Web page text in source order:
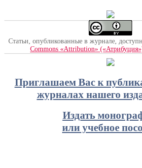
Статьи, опубликованные в журнале,
Commons «Attribution»
Приглашаем Вас к
журналах нашего
Издать
или учебное